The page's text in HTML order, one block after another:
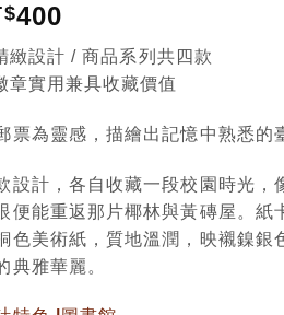
400
緻設計 / 商品系列共四款
章實用兼具收藏價值
票為靈感，描繪出記憶中熟悉的
設計，各自收藏一段校園時光，
便能重返那片椰林與黃磚屋。紙
色美術紙，質地溫潤，映襯鎳銀
典雅華麗。